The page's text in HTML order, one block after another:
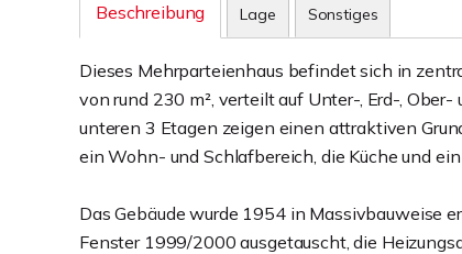
Beschreibung Lage Sonstiges
Dieses Mehrparteienhaus befindet sich in
von rund 230 m², verteilt auf Unter-, Erd-,
unteren 3 Etagen zeigen einen attraktiven
ein Wohn- und Schlafbereich, die Küche und
Das Gebäude wurde 1954 in Massivbauweise
Fenster 1999/2000 ausgetauscht, die